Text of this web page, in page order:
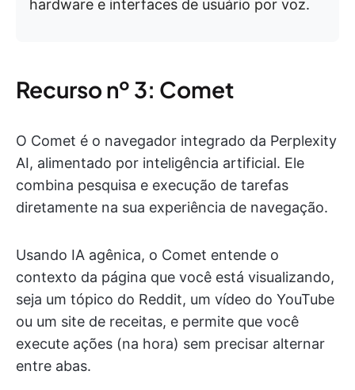
hardware e interfaces de usuário por voz.
Recurso nº 3: Comet
O Comet é o navegador integrado da Perplexity
AI, alimentado por inteligência artificial. Ele
combina pesquisa e execução de tarefas
diretamente na sua experiência de navegação.
Usando IA agênica, o Comet entende o
contexto da página que você está visualizando,
seja um tópico do Reddit, um vídeo do YouTube
ou um site de receitas, e permite que você
execute ações (na hora) sem precisar alternar
entre abas.